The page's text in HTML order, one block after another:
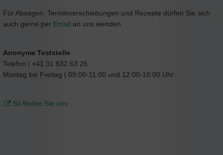
Für Absagen, Terminverschiebungen und Rezepte dürfen Sie sich
auch gerne per Email an uns wenden.
Anonyme Teststelle
Telefon | +41 31 632 63 26
Montag bis Freitag | 09:00-11:00 und 12:00-16:00 Uhr
So finden Sie uns